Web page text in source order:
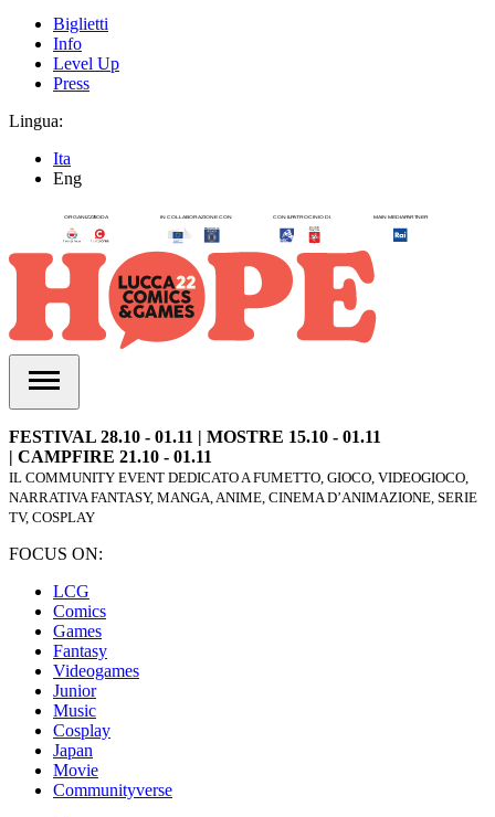
Biglietti
Info
Level Up
Press
Lingua:
Ita
Eng
FESTIVAL 28.10 - 01.11 | MOSTRE 15.10 - 01.11
| CAMPFIRE 21.10 - 01.11
IL COMMUNITY EVENT DEDICATO A FUMETTO, GIOCO, VIDEOGIOCO,
NARRATIVA FANTASY, MANGA, ANIME, CINEMA D’ANIMAZIONE, SERIE
TV, COSPLAY
FOCUS ON:
LCG
Comics
Games
Fantasy
Videogames
Junior
Music
Cosplay
Japan
Movie
Communityverse